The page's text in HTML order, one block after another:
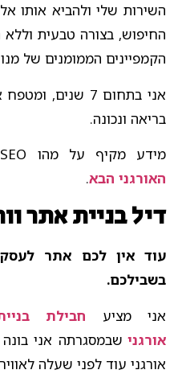
השירות שלי ולהביא אותו
החיפוש, בצורה טבעית
הקמפיינים הממומנים של
אני בתחום 7
בריאה ונכונה.
מידע מקיף על מהו SEO, תמצאו
האורגני הבא.
דיל בניית אתר
עוד אין לכם אתר
בשבילכם.
אני מציע חבילת
אורגני שבמסגרתה אני
אורגני עוד לפני שעלה